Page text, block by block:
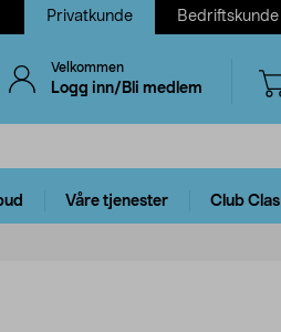
Privatkunde Bedriftskunde
Velkommen
Logg inn/Bli medlem
Våre tjenester Club Clas